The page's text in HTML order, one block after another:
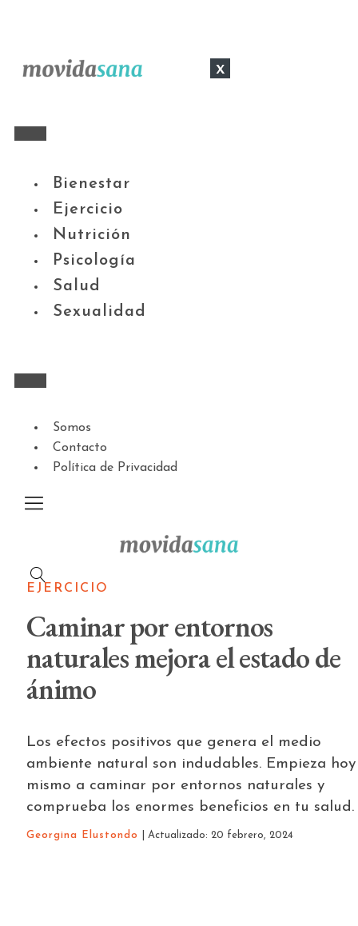
x
Bienestar
Ejercicio
Nutrición
Psicología
Salud
Sexualidad
Somos
Contacto
Política de Privacidad
EJERCICIO
Caminar por entornos
naturales mejora el estado de
ánimo
Los efectos positivos que genera el medio
ambiente natural son indudables. Empieza hoy
mismo a caminar por entornos naturales y
comprueba los enormes beneficios en tu salud.
Georgina Elustondo | Actualizado: 20 febrero, 2024